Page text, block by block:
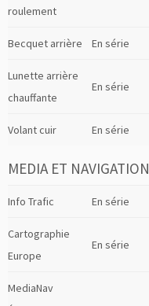
roulement
Becquet arrière En série
Lunette arrière
chauffante
En série
Volant cuir En série
MEDIA ET NAVIGATION
Info Trafic En série
Cartographie
Europe
En série
MediaNav